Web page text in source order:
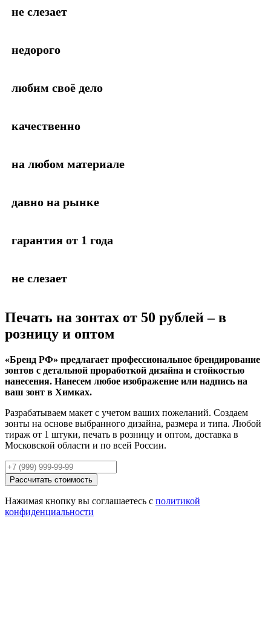
не слезает
недорого
любим своё дело
качественно
на любом материале
давно на рынке
гарантия от 1 года
не слезает
Печать на зонтах от 50 рублей – в
розницу и оптом
«Бренд РФ» предлагает профессиональное брендирование
зонтов с детальной проработкой дизайна и стойкостью
нанесения. Нанесем любое изображение или надпись на
ваш зонт в Химках.
Разрабатываем макет с учетом ваших пожеланий. Создаем
зонты на основе выбранного дизайна, размера и типа. Любой
тираж от 1 штуки, печать в розницу и оптом, доставка в
Московской области и по всей России.
Рассчитать стоимость
Нажимая кнопку вы соглашаетесь с политикой
конфиденциальности